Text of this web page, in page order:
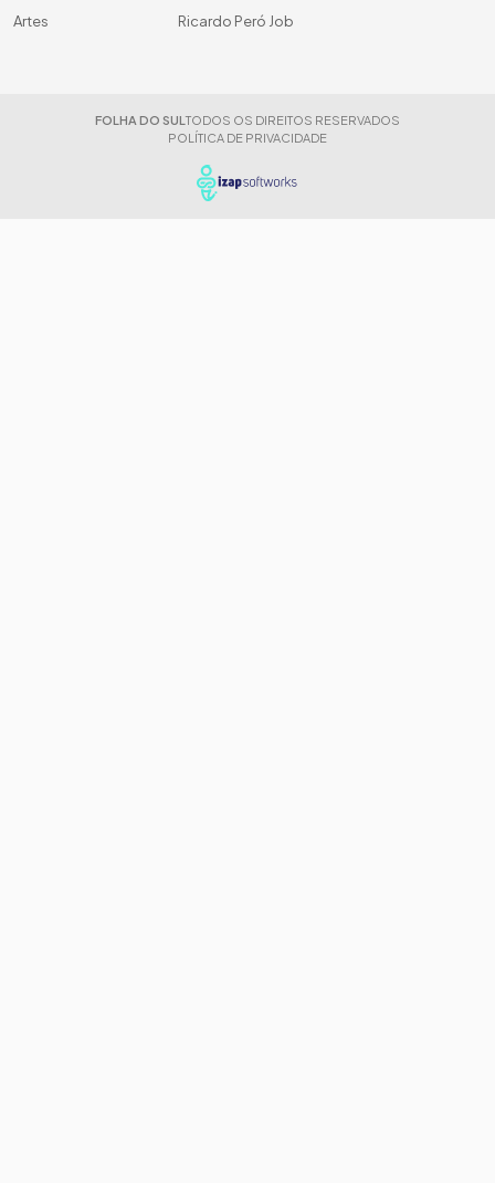
Artes
Ricardo Peró Job
FOLHA DO SUL TODOS OS DIREITOS RESERVADOS
POLÍTICA DE PRIVACIDADE